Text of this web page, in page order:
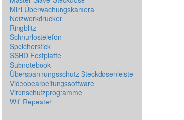
Mini Überwachungskamera
Netzwerkdrucker
Ringblitz
Schnurlostelefon
Speicherstick
SSHD Festplatte
Subnotebook
Überspannungsschutz Steckdosenleiste
Videobearbeitungssoftware
Virenschutzprogramme
Wifi Repeater